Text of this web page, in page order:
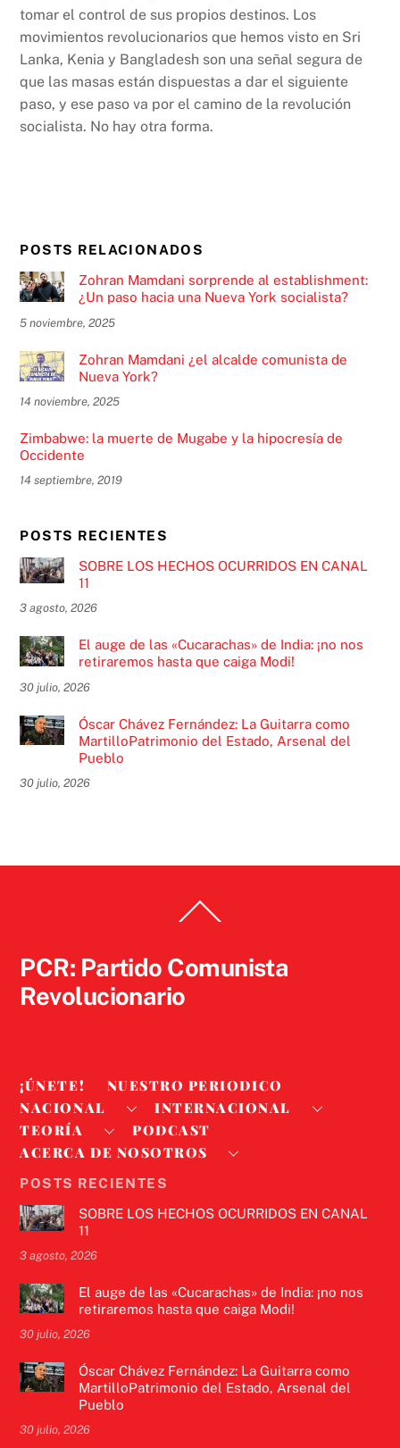
tomar el control de sus propios destinos. Los
movimientos revolucionarios que hemos visto en Sri
Lanka, Kenia y Bangladesh son una señal segura de
que las masas están dispuestas a dar el siguiente
paso, y ese paso va por el camino de la revolución
socialista. No hay otra forma.
POSTS RELACIONADOS
Zohran Mamdani sorprende al establishment:
¿Un paso hacia una Nueva York socialista?
5 noviembre, 2025
Zohran Mamdani ¿el alcalde comunista de
Nueva York?
14 noviembre, 2025
Zimbabwe: la muerte de Mugabe y la hipocresía de
Occidente
14 septiembre, 2019
POSTS RECIENTES
SOBRE LOS HECHOS OCURRIDOS EN CANAL
11
3 agosto, 2026
El auge de las «Cucarachas» de India: ¡no nos
retiraremos hasta que caiga Modi!
30 julio, 2026
Óscar Chávez Fernández: La Guitarra como
MartilloPatrimonio del Estado, Arsenal del
Pueblo
30 julio, 2026
To
PCR: Partido Comunista
Revolucionario
¡ÚNETE!
NUESTRO PERIODICO
NACIONAL
INTERNACIONAL
TEORÍA
PODCAST
ACERCA DE NOSOTROS
POSTS RECIENTES
SOBRE LOS HECHOS OCURRIDOS EN CANAL
11
3 agosto, 2026
El auge de las «Cucarachas» de India: ¡no nos
retiraremos hasta que caiga Modi!
30 julio, 2026
Óscar Chávez Fernández: La Guitarra como
MartilloPatrimonio del Estado, Arsenal del
Pueblo
30 julio, 2026